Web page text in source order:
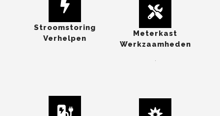
Stroomstoring
Verhelpen
Meterkast
Werkzaamheden